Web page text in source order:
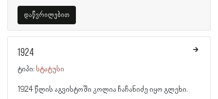
დაწვრილებით
1924
ტიპი: სტატუსი
1924 წლის აგვისტოში კოლია ჩაჩანიძე იყო გლეხი.